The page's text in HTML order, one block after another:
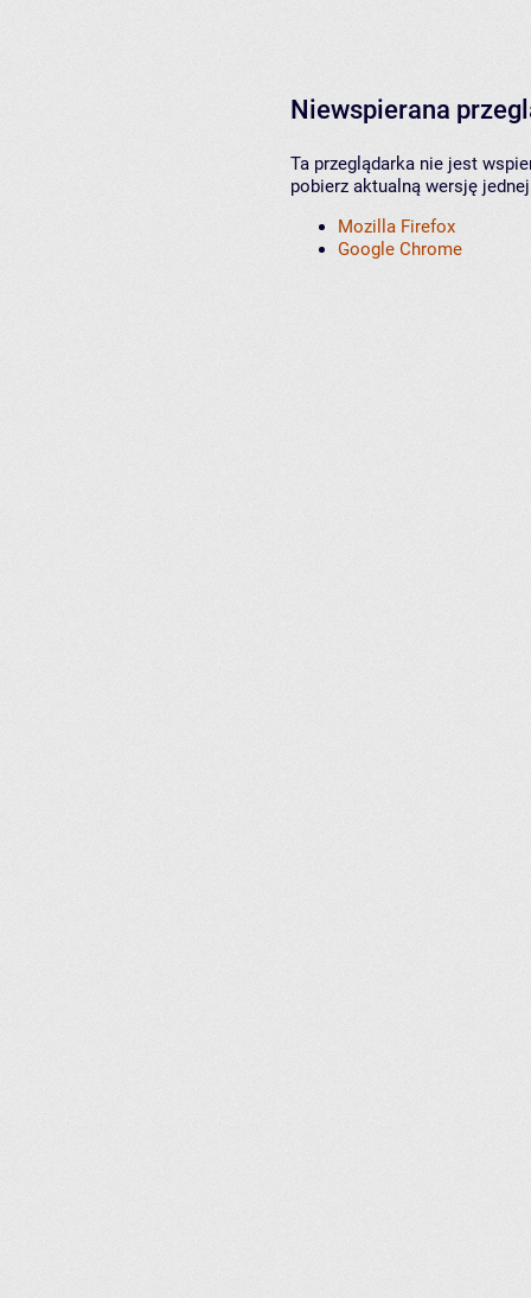
Niewspierana
Ta przeglądarka nie jest
pobierz aktualną wersję
Mozilla Firefox
Google Chrome